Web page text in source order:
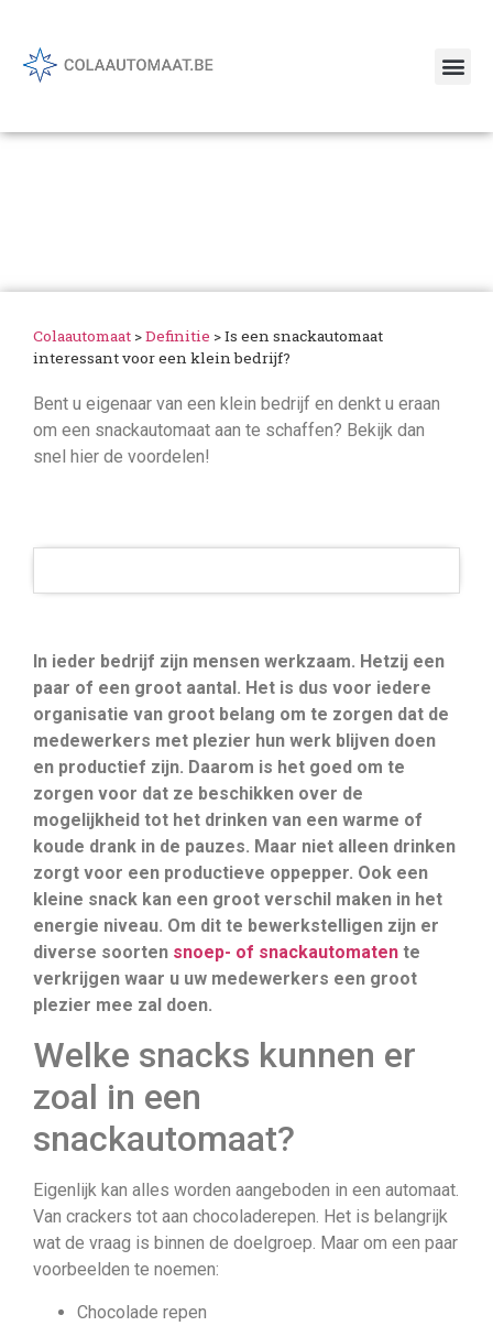
Colaautomaat >Definitie >Is een snackautomaat
interessant voor een klein bedrijf?
Bent u eigenaar van een klein bedrijf en denkt u eraan
om een snackautomaat aan te schaffen? Bekijk dan
snel hier de voordelen!
In ieder bedrijf zijn mensen werkzaam. Hetzij een
paar of een groot aantal. Het is dus voor iedere
organisatie van groot belang om te zorgen dat de
medewerkers met plezier hun werk blijven doen
en productief zijn. Daarom is het goed om te
zorgen voor dat ze beschikken over de
mogelijkheid tot het drinken van een warme of
koude drank in de pauzes. Maar niet alleen drinken
zorgt voor een productieve oppepper. Ook een
kleine snack kan een groot verschil maken in het
energie niveau. Om dit te bewerkstelligen zijn er
diverse soorten snoep- of snackautomaten te
verkrijgen waar u uw medewerkers een groot
plezier mee zal doen.
Welke snacks kunnen er
zoal in een
snackautomaat?
Eigenlijk kan alles worden aangeboden in een automaat.
Van crackers tot aan chocoladerepen. Het is belangrijk
wat de vraag is binnen de doelgroep. Maar om een paar
voorbeelden te noemen:
Chocolade repen